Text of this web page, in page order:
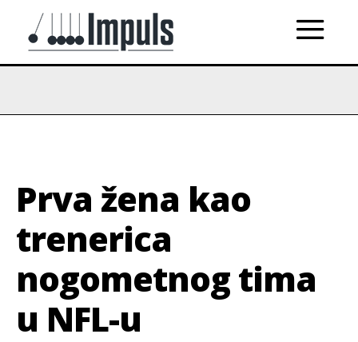
Prva žena kao
trenerica
nogometnog tima
u NFL-u